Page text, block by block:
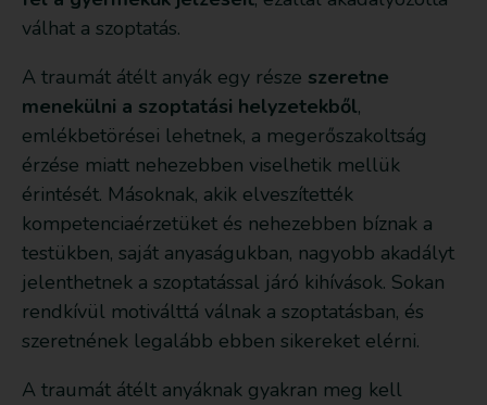
válhat a szoptatás.
A traumát átélt anyák egy része szeretne
menekülni a szoptatási helyzetekből,
emlékbetörései lehetnek, a megerőszakoltság
érzése miatt nehezebben viselhetik mellük
érintését. Másoknak, akik elveszítették
kompetenciaérzetüket és nehezebben bíznak a
testükben, saját anyaságukban, nagyobb akadályt
jelenthetnek a szoptatással járó kihívások. Sokan
rendkívül motiválttá válnak a szoptatásban, és
szeretnének legalább ebben sikereket elérni.
A traumát átélt anyáknak gyakran meg kell